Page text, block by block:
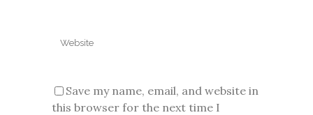
Save my name, email, and website in
this browser for the next time I